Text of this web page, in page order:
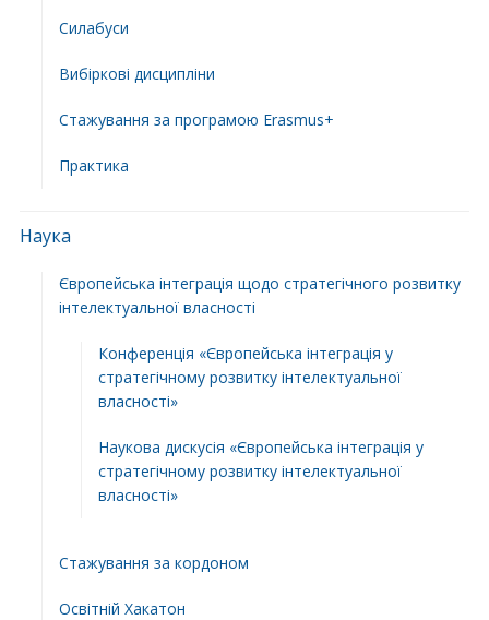
Силабуси
Вибіркові дисципліни
Стажування за програмою Erasmus+
Практика
Наука
Європейська інтеграція щодо стратегічного розвитку
інтелектуальної власності
Конференція «Європейська інтеграція у
стратегічному розвитку інтелектуальної
власності»
Наукова дискусія «Європейська інтеграція у
стратегічному розвитку інтелектуальної
власності»
Стажування за кордоном
Освітній Хакатон